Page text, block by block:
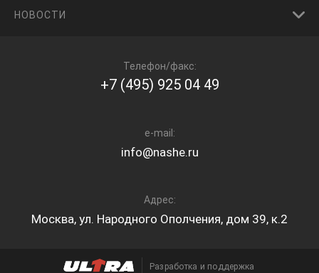
НОВОСТИ
Телефон/факс:
+7 (495) 925 04 49
e-mail:
info@nashe.ru
Адрес:
Москва, ул. Народного Ополчения, дом 39, к.2
Разработка и поддержка